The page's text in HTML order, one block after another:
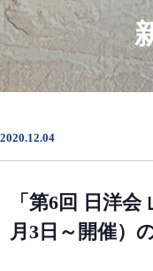
2020.12.04
「第6回 日洋
月3日～開催）